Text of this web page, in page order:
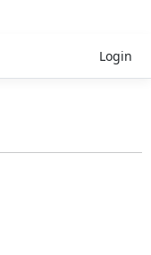
Login